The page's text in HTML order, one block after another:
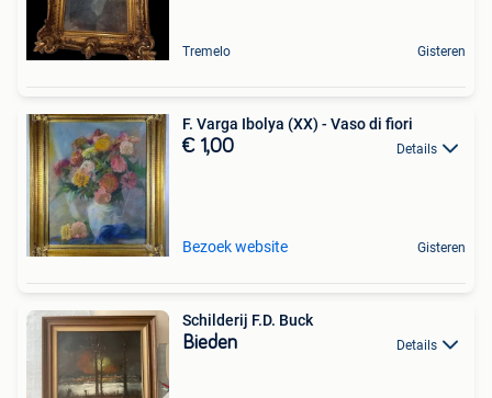
Tremelo Gisteren
F. Varga Ibolya (XX) - Vaso di fiori
€ 1,00 Details
Bezoek website Gisteren
Schilderij F.D. Buck
Bieden Details